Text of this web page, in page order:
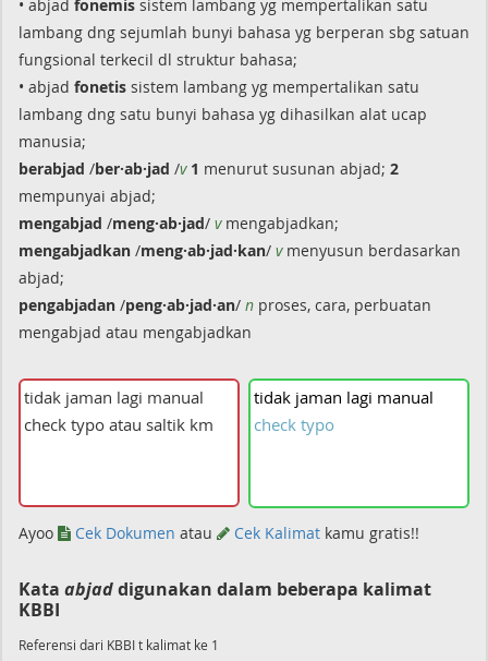
• abjad fonemis sistem lambang yg mempertalikan satu
lambang dng sejumlah bunyi bahasa yg berperan sbg satuan
fungsional terkecil dl struktur bahasa;
• abjad fonetis sistem lambang yg mempertalikan satu
lambang dng satu bunyi bahasa yg dihasilkan alat ucap
manusia;
berabjad /ber·ab·jad /v 1 menurut susunan abjad; 2
mempunyai abjad;
mengabjad /meng·ab·jad/ vmengabjadkan;
mengabjadkan /meng·ab·jad·kan/ vmenyusun berdasarkan
abjad;
pengabjadan /peng·ab·jad·an/ n proses, cara, perbuatan
mengabjad atau mengabjadkan
tidak jaman lagi manual
check typo
Ayoo Cek Dokumen atau Cek Kalimat kamu gratis!!
Kata abjaddigunakan dalam beberapa kalimat
KBBI
Referensi dari KBBI t kalimat ke 1